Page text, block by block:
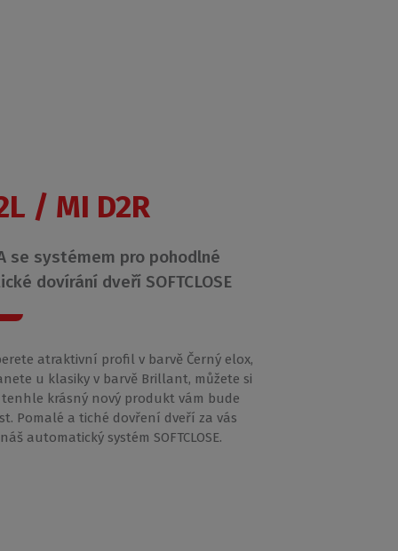
/ MI D2R
se systémem pro pohodlné
dovírání dveří SOFTCLOSE
atraktivní profil v barvě Černý elox,
u klasiky v barvě Brillant, můžete si
tenhle krásný nový produkt vám bude
Pomalé a tiché dovření dveří za vás
automatický systém SOFTCLOSE.